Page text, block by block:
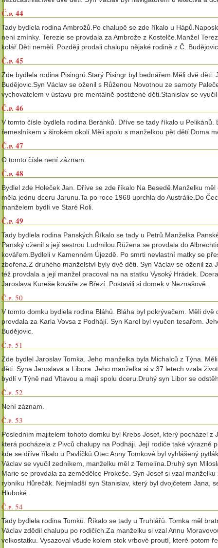
Č.p. 44
Tady bydlela rodina Ambrožů.Po chalupě se zde říkalo u
není zmínky. Terezie se provdala za Ambrože z Kostelče.Manžel
kolář.Děti neměli. Později prodali chalupu nějaké rodině z Č.
Č.p. 45
Zde bydlela rodina Pisingrů.Starý Pisingr byl bednářem.Měli dvě
Budějovic.Syn Václav se oženil s Růženou Novotnou ze samoty
vychovatelem v ústavu pro mentálně postižené děti.Stanislav se
Č.p. 46
V tomto čísle bydlela rodina Beránků. Dříve se tady říkalo u
řemeslníkem v širokém okolí.Měli spolu s manželkou pět dětí.Doma
Č.p. 47
O tomto čísle není záznam.
Č.p. 48
Bydlel zde Holeček Jan. Dříve se zde říkalo Na Besedě.Manželku
měla jednu dceru Jarunu.Ta po roce 1968 uprchla do Austrálie.Do
manželem bydlí ve Staré Roli.
Č.p. 49
Tady bydlela rodina Panských.Říkalo se tady u Petrů.Manželka
Panský oženil s její sestrou Ludmilou.Růžena se provdala do
kovářem.Bydleli v Kamenném Újezdě. Po smrti nevlastní matky se
zbořena.Z druhého manželství byly dvě děti. Syn Václav se oženil
též provdala a její manžel pracoval na na statku Vysoký Hrádek.
Jaroslava Kureše kováře ze Březí. Postavili si domek v Neznašově.
Č.p. 50
V tomto domku bydlela rodina Bláhů. Bláha byl pokrývačem. Měli
provdala za Karla Vovsa z Podhájí. Syn Karel byl vyučen tesařem.
Budějovic.
Č.p. 51
Zde bydlel Jaroslav Tomka. Jeho manželka byla Michalců z Týna.
děti. Syna Jaroslava a Libora. Jeho manželka si v 37 letech vzala
bydlí v Týně nad Vltavou a mají spolu dceru.Druhý syn Libor se
Č.p. 52
Není záznam.
Č.p. 53
Posledním majitelem tohoto domku byl Krebs Josef, který pocházel
která pocházela z Pivců chalupy na Podháji. Její rodiče také výrazně
kde se dříve říkalo u Pavlíčků.Otec Anny Tomkové byl vyhlášený
Václav se vyučil zedníkem, manželku měl z Temelína.Druhý syn
Marie se provdala za zemědělce Prokeše. Syn Josef si vzal
rybníku Hůrečák. Nejmladší syn Stanislav, který byl dvojčetem Jana,
Hluboké.
Č.p. 54
Tady bydlela rodina Tomků. Říkalo se tady u Truhlářů. Tomka měl
Václav zdědil chalupu po rodičích.Za manželku si vzal Annu
velkostatku. Vysazoval všude kolem stok vrbové proutí, které potom